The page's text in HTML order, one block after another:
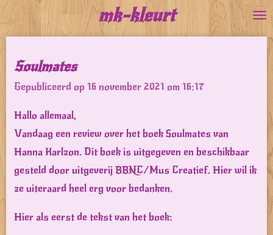
direct
de
hoofdinhoud
mk-kleurt
Soulmates
Gepubliceerd op 16 november 2021 om 16:17
Hallo allemaal,
Vandaag een review over het boek Soulmates van
Hanna Karlzon. Dit boek is uitgegeven en beschikbaar
gesteld door uitgeverij BBNC/Mus Creatief. Hier wil ik
ze uiteraard heel erg voor bedanken.
Hier als eerst de tekst van het boek: